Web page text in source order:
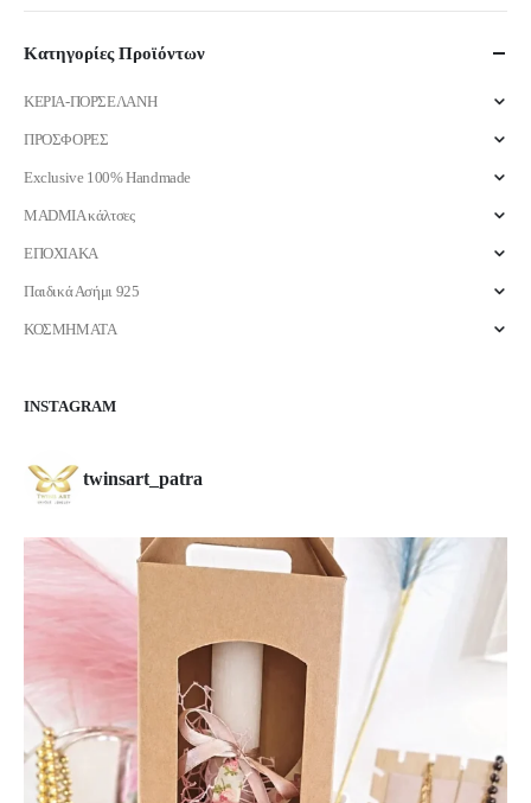
Κατηγορίες Προϊόντων
ΚΕΡΙΑ-ΠΟΡΣΕΛΑΝΗ
ΠΡΟΣΦΟΡΕΣ
Exclusive 100% Handmade
MADMIA κάλτσες
ΕΠΟΧΙΑΚΑ
Παιδικά Ασήμι 925
ΚΟΣΜΗΜΑΤΑ
INSTAGRAM
twinsart_patra